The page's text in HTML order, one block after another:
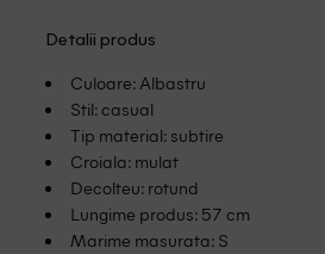
Detalii produs
Culoare: Albastru
Stil: casual
Tip material: subtire
Croiala: mulat
Decolteu: rotund
Lungime produs: 57 cm
Marime masurata: S